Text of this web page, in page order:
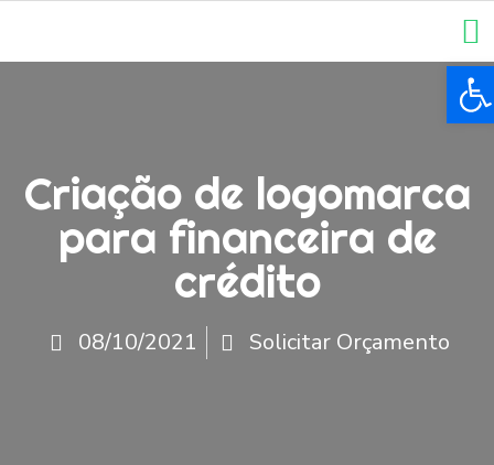
Criação de logomarca
para financeira de
crédito
08/10/2021 Solicitar Orçamento